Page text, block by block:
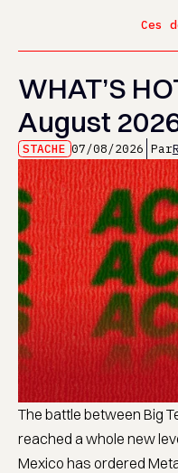
Ces
WHAT’S
August
STACHE 07/08/2026 Par
The battle between Big
reached a whole new
Mexico has ordered